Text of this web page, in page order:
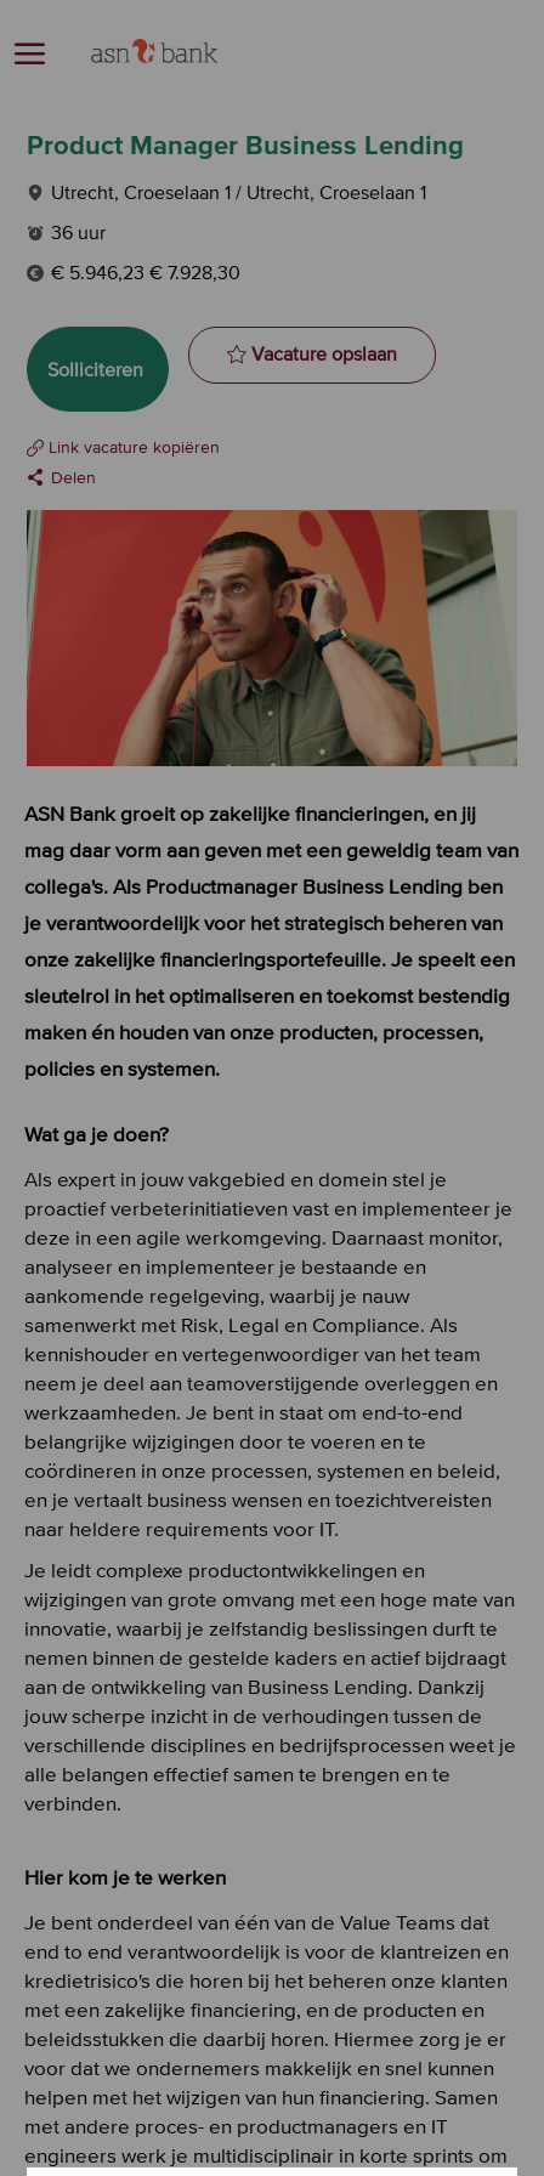
Product Manager Business Lending
PlaatsUtrecht, Croeselaan 1 / Utrecht, Croeselaan 1
Werktijden
36 uur
€ 5.946,23 € 7.928,30
Solliciteren
Vacature opslaanProduct
Link vacature kopiëren
Delen
ASN Bank groeit op zakelijke financieringen, en jij
mag daar vorm aan geven met een geweldig team van
collega's. Als Productmanager Business Lending ben
je verantwoordelijk voor het strategisch beheren van
onze zakelijke financieringsportefeuille. Je speelt een
sleutelrol in het optimaliseren en toekomst bestendig
maken én houden van onze producten, processen,
policies en systemen.
Wat ga je doen?
Als expert in jouw vakgebied en domein stel je
proactief verbeterinitiatieven vast en implementeer je
deze in een agile werkomgeving. Daarnaast monitor,
analyseer en implementeer je bestaande en
aankomende regelgeving, waarbij je nauw
samenwerkt met Risk, Legal en Compliance. Als
kennishouder en vertegenwoordiger van het team
neem je deel aan teamoverstijgende overleggen en
werkzaamheden. Je bent in staat om end-to-end
belangrijke wijzigingen door te voeren en te
coördineren in onze processen, systemen en beleid,
en je vertaalt business wensen en toezichtvereisten
naar heldere requirements voor IT.
Je leidt complexe productontwikkelingen en
wijzigingen van grote omvang met een hoge mate van
innovatie, waarbij je zelfstandig beslissingen durft te
nemen binnen de gestelde kaders en actief bijdraagt
aan de ontwikkeling van Business Lending. Dankzij
jouw scherpe inzicht in de verhoudingen tussen de
verschillende disciplines en bedrijfsprocessen weet je
alle belangen effectief samen te brengen en te
verbinden.
Hier kom je te werken
Je bent onderdeel van één van de Value Teams dat
end to end verantwoordelijk is voor de klantreizen en
kredietrisico's die horen bij het beheren onze klanten
met een zakelijke financiering, en de producten en
beleidsstukken die daarbij horen. Hiermee zorg je er
voor dat we ondernemers makkelijk en snel kunnen
helpen met het wijzigen van hun financiering. Samen
met andere proces- en productmanagers en IT
engineers werk je multidisciplinair in korte sprints om